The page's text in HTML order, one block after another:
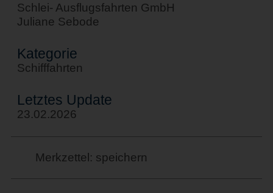
Schlei- Ausflugsfahrten GmbH
Juliane Sebode
Kategorie
Schifffahrten
Letztes Update
23.02.2026
Merkzettel: speichern